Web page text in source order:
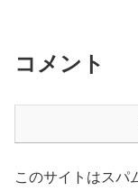
コメント
このサイトはスパ